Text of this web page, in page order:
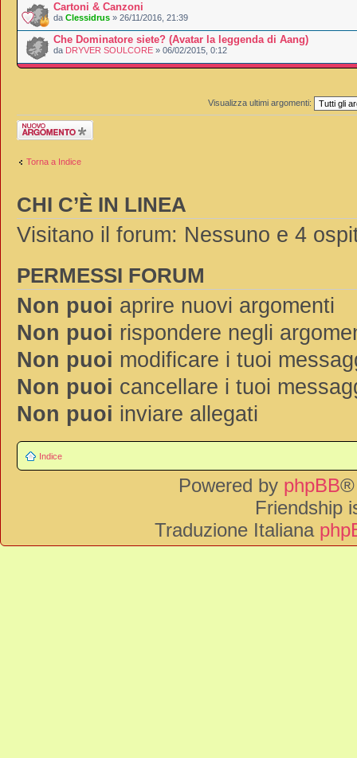
Cartoni & Canzoni
da Clessidrus » 26/11/2016, 21:39
Che Dominatore siete? (Avatar la leggenda di Aang)
da DRYVER SOULCORE » 06/02/2015, 0:12
Visualizza ultimi argomenti:
Scrivi un nuovo
argomento
Torna a Indice
CHI C’È IN LINEA
Visitano il forum: Nessuno e 4
PERMESSI FORUM
Non puoi aprire nuovi argomenti
Non puoi rispondere negli
Non puoi modificare i tuoi
Non puoi cancellare i tuoi
Non puoi inviare allegati
Indice
Powered by phpBB®
Friendship
Traduzione Italiana